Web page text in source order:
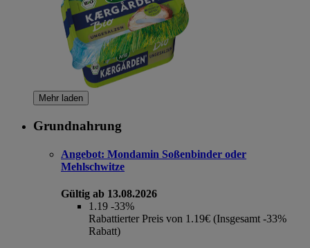
Mehr laden
Grundnahrung
Angebot: Mondamin Soßenbinder oder
Mehlschwitze
Gültig ab 13.08.2026
1.19 -33%
Rabattierter Preis von 1.19€ (Insgesamt -33%
Rabatt)